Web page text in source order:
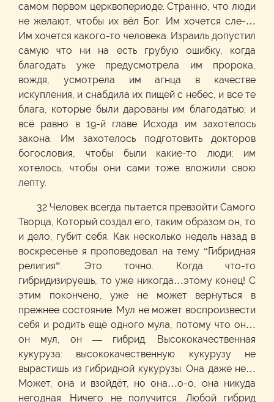
самом первом церквопериоде. Странно, что люди
не желают, чтобы их вёл Бог. Им хочется сле-…
Им хочется какого-то человека. Израиль допустил
самую что ни на есть грубую ошибку, когда
благодать уже предусмотрела им пророка,
вождя, усмотрела им агнца в качестве
искупления, и снабдила их пищей с небес, и все те
блага, которые были дарованы им благодатью; и
всё равно в 19-й главе Исхода им захотелось
закона. Им захотелось подготовить докторов
богословия, чтобы были какие-то люди; им
хотелось, чтобы они сами тоже вложили свою
лепту.
32 Человек всегда пытается превзойти Самого
Творца, Который создал его, таким образом он, то
и дело, губит себя. Как несколько недель назад в
воскресенье я проповедовал на тему “Гибридная
религия”. Это точно. Когда что-то
гибридизируешь, то уже никогда…этому конец! С
этим покончено, уже не может вернуться в
прежнее состояние. Мул не может воспроизвести
себя и родить ещё одного мула, потому что он…
он мул, он — гибрид. Высококачественная
кукуруза: высококачественную кукурузу не
вырастишь из гибридной кукурузы. Она даже не…
Может, она и взойдёт, но она…о-о, она никуда
негодная. Ничего не получится. Любой гибрид